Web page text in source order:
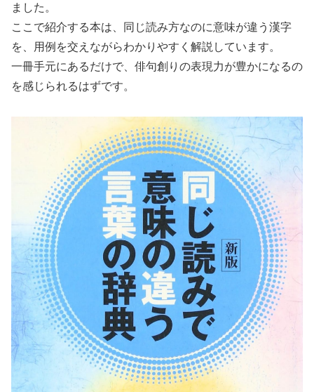
ました。
ここで紹介する本は、同じ読み方なのに意味が違う漢字
を、用例を交えながらわかりやすく解説しています。
一冊手元にあるだけで、俳句創りの表現力が豊かになるの
を感じられるはずです。